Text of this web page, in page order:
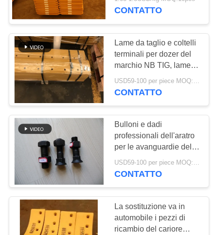
RICHIEDA
UNA
CITAZIONE
MAPPA
SITO
PRIVACY
POLICY
lama del selezionatore
CONTATTO
Lame da taglio e coltelli
terminali per dozer del
marchio NB TIG, lame
per motograder 5D9559
CONTATTO
Bulloni e dadi
professionali dell'aratro
per le avanguardie del
cariore e le lame del
selezionatore
USD59-100 per piece MOQ:100PZ
CONTATTO
La sostituzione va in
automobile i pezzi di
ricambio del cariore